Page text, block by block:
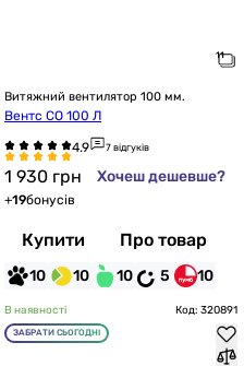
Витяжний вентилятор 100 мм.
Вентс СО 100 Л
7 відгуків
1 930 грн Хочеш дешевше?
+19бонусів
Купити Про товар
10 10 10 5 10
В наявності Код: 320891
ЗАБРАТИ СЬОГОДНІ